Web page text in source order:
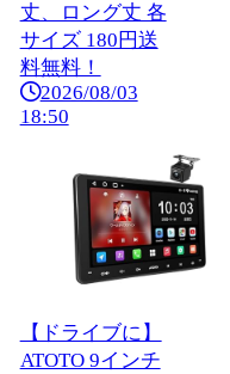
丈、ロング丈 各
サイズ 180円送
料無料！
2026/08/03
18:50
【ドライブに】
ATOTO 9インチ